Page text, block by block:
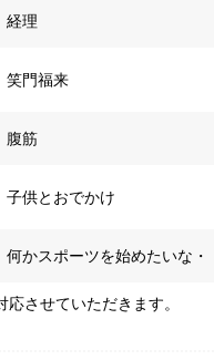
経理
笑門福来
腹筋
子供とおでかけ
何かスポーツを始めたいな・
させていただきます。